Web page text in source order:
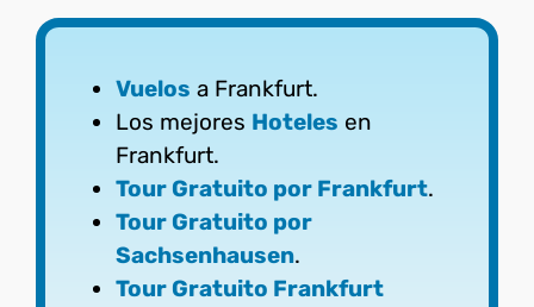
Vuelos a Frankfurt.
Los mejores Hoteles en
Frankfurt.
Tour Gratuito por Frankfurt.
Tour Gratuito por
Sachsenhausen.
Tour Gratuito Frankfurt